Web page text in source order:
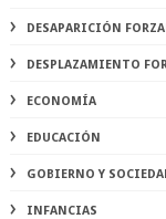
DESAPARICIÓN
DESPLAZAMIENTO
ECONOMÍA
EDUCACIÓN
GOBIERNO Y
INFANCIAS